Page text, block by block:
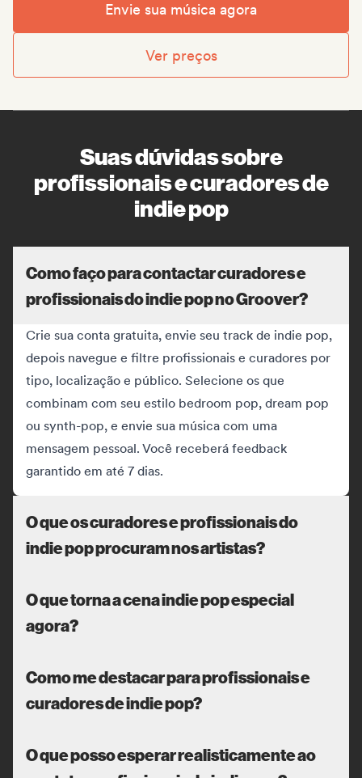
Envie sua música agora
Ver preços
Suas dúvidas sobre
profissionais e curadores de
indie pop
Como faço para contactar curadores e
profissionais do indie pop no Groover?
Crie sua conta gratuita, envie seu track de indie pop,
depois navegue e filtre profissionais e curadores por
tipo, localização e público. Selecione os que
combinam com seu estilo bedroom pop, dream pop
ou synth-pop, e envie sua música com uma
mensagem pessoal. Você receberá feedback
garantido em até 7 dias.
O que os curadores e profissionais do
indie pop procuram nos artistas?
O que torna a cena indie pop especial
agora?
Como me destacar para profissionais e
curadores de indie pop?
O que posso esperar realisticamente ao